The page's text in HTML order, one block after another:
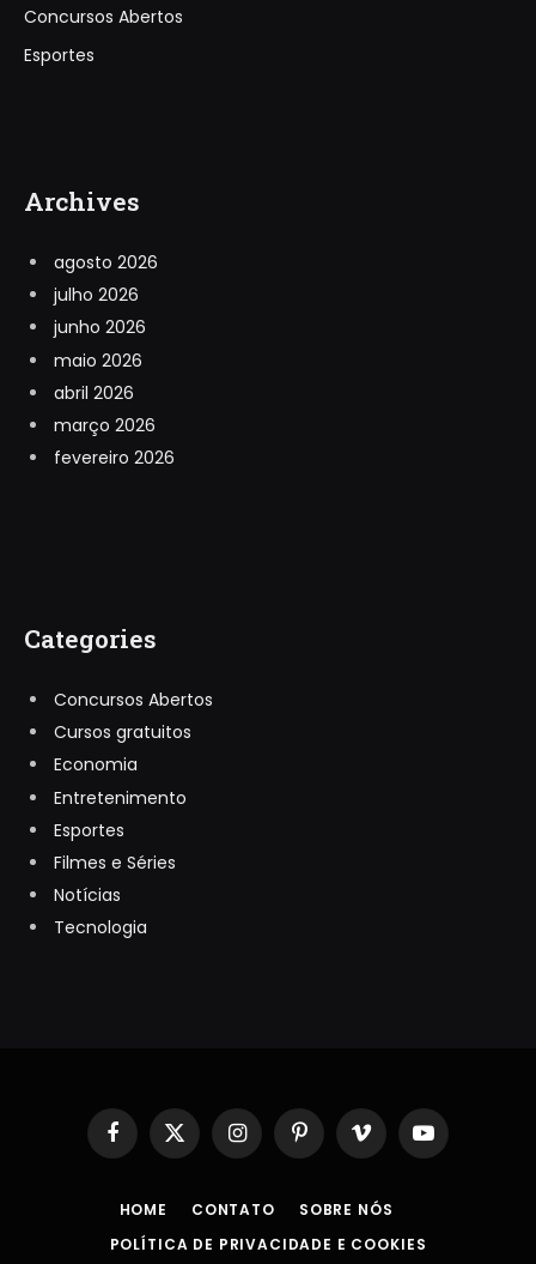
Concursos Abertos
Esportes
Archives
agosto 2026
julho 2026
junho 2026
maio 2026
abril 2026
março 2026
fevereiro 2026
Categories
Concursos Abertos
Cursos gratuitos
Economia
Entretenimento
Esportes
Filmes e Séries
Notícias
Tecnologia
Facebook
X
(Twitter)
InstagramPinterestVimeo YouTube
HOME CONTATO
SOBRE NÓS
POLÍTICA DE PRIVACIDADE E COOKIES